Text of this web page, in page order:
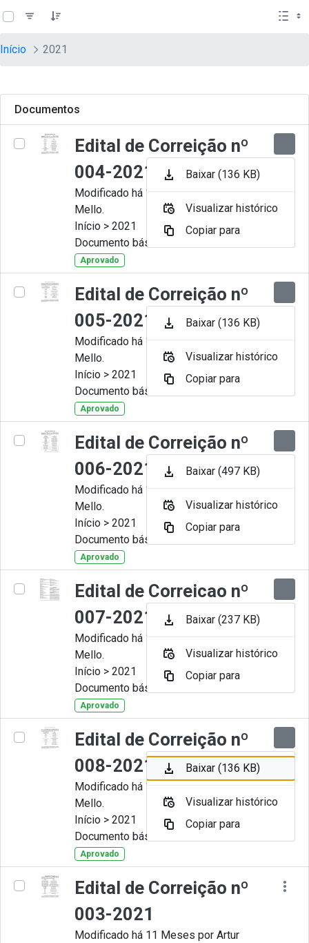
Pular para o Conteúdo principal
teste descricao
Início 2021
Documentos
Edital de Correição nº
004-2021
Modificado há 11 Meses por Artur
Mello.
Início > 2021
Documento básico
Aprovado
Edital de Correição nº
005-2021
Modificado há 11 Meses por Artur
Mello.
Início > 2021
Documento básico
Aprovado
Edital de Correição nº
006-2021
Modificado há 11 Meses por Artur
Mello.
Início > 2021
Documento básico
Aprovado
Edital de Correicao nº
007-2021
Modificado há 11 Meses por Artur
Mello.
Início > 2021
Documento básico
Aprovado
Edital de Correição nº
008-2021
Modificado há 11 Meses por Artur
Mello.
Início > 2021
Documento básico
Aprovado
Edital de Correição nº
003-2021
Modificado há 11 Meses por Artur
Baixar (136 KB)
Visualizar histórico
Copiar para
Baixar (136 KB)
Visualizar histórico
Copiar para
Baixar (497 KB)
Visualizar histórico
Copiar para
Baixar (237 KB)
Visualizar histórico
Copiar para
Baixar (136 KB)
Visualizar histórico
Copiar para